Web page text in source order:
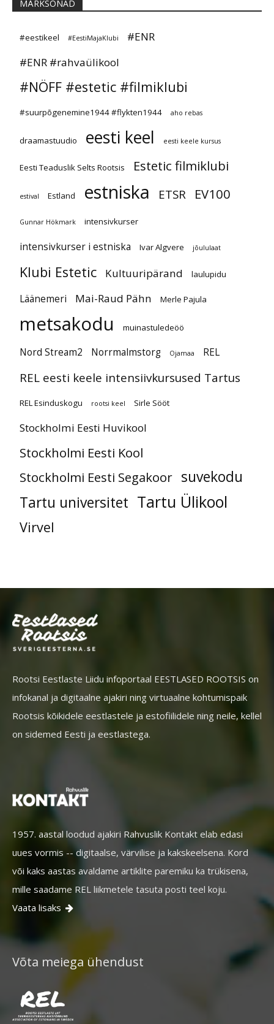
MÄRKSÕNAD
#eestikeel #EestiMajaKlubi
#ENR
#ENR #rahvaülikool
#NÖFF #estetic #filmiklubi
#suurpõgenemine1944 #flykten1944 aho rebas
draamastuudio eesti keel eesti keele kursus
Eesti Teaduslik Selts Rootsis Estetic filmiklubi
estival Estland estniska ETSR EV100
Gunnar Hökmark intensivkurser
intensivkurser i estniska Ivar Algvere jõululaat
Klubi Estetic Kultuuripärand laulupidu
Läänemeri Mai-Raud Pähn Merle Pajula
metsakodu muinastuledeöö
Nord Stream2 Norrmalmstorg Ojamaa REL
REL eesti keele intensiivkursused Tartus
REL Esinduskogu rootsi keel Sirle Sööt
Stockholmi Eesti Huvikool
Stockholmi Eesti Kool
Stockholmi Eesti Segakoor suvekodu
Tartu universitet Tartu Ülikool
Virvel
Rootsi Eestlaste Liidu infoportaal EESTLASED ROOTSIS on
infokanal ja digitaalne ajakiri ning virtuaalne kohtumispaik
Rootsis kõikidele eestlastele ja estofiilidele ning neile, kellel
on sidemed Eesti ja eestlastega.
1957. aastal loodud ajakiri Rahvuslik Kontakt elab edasi
uues vormis -- digitaalse, värvilise ja kakskeelsena. Kord
või kaks aastas avaldame artiklite paremiku ka trükisena,
mille saadame REL liikmetele tasuta posti teel koju.
Vaata lisaks 
Võta meiega ühendust